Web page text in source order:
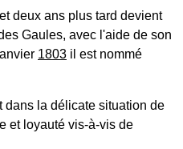
deux ans plus tard devient
Gaules, avec l'aide de son
1803 il est nommé
dans la délicate situation de
et loyauté vis-à-vis de